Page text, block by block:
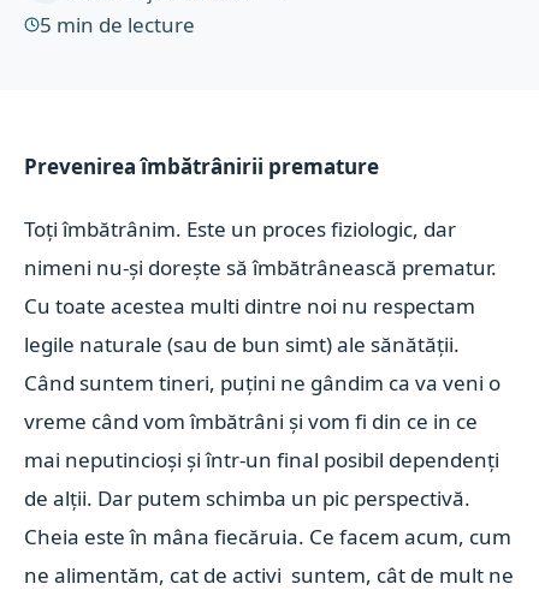
5 min de lecture
Prevenirea îmbătrânirii premature
Toți îmbătrânim. Este un proces fiziologic, dar
nimeni nu-și dorește să îmbătrânească prematur.
Cu toate acestea multi dintre noi nu respectam
legile naturale (sau de bun simt) ale sănătății.
Când suntem tineri, puțini ne gândim ca va veni o
vreme când vom îmbătrâni și vom fi din ce in ce
mai neputincioși și într-un final posibil dependenți
de alții. Dar putem schimba un pic perspectivă.
Cheia este în mâna fiecăruia. Ce facem acum, cum
ne alimentăm, cat de activi suntem, cât de mult ne